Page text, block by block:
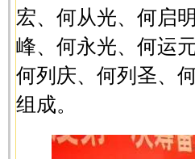
宏、何从光、何启
峰、何永光、何运
何列庆、何列圣、
组成。